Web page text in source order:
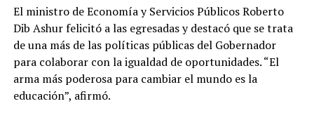
El ministro de Economía y Servicios Públicos Roberto
Dib Ashur felicitó a las egresadas y destacó que se trata
de una más de las políticas públicas del Gobernador
para colaborar con la igualdad de oportunidades. “El
arma más poderosa para cambiar el mundo es la
educación”, afirmó.